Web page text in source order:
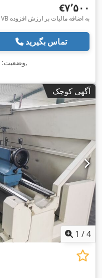
‎€۷٬۵۰۰
VB به اضافه مالیات بر ارزش افزوده
تماس بگیرید
وضعیت:,
آگهی کوچک
1 /4